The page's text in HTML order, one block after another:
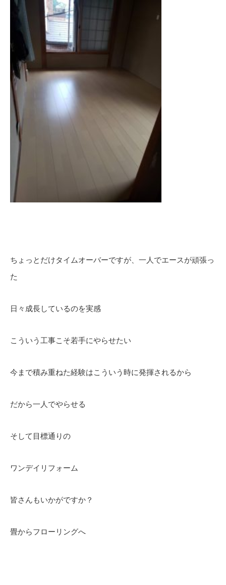
ちょっとだけタイムオーバーですが、一人でエースが頑張っ
た
日々成長しているのを実感
こういう工事こそ若手にやらせたい
今まで積み重ねた経験はこういう時に発揮されるから
だから一人でやらせる
そして目標通りの
ワンデイリフォーム
皆さんもいかがですか？
畳からフローリングへ